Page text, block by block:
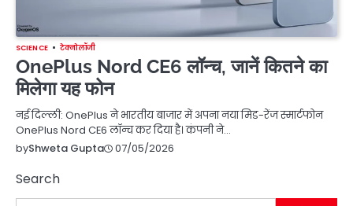
SCIENCE टेक्नोलॉजी
OnePlus Nord CE6 लॉन्च, जानें कितने का
मिलेगा यह फोन
नई दिल्ली: OnePlus ने भारतीय बाजार में अपना नया मिड-रेंज स्मार्टफोन
OnePlus Nord CE6 लॉन्च कर दिया है। कंपनी ने…
byShweta Gupta 07/05/2026
Search